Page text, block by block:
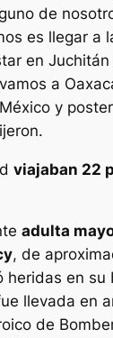
de
es llegar a
en
a
y
viajaban 22
adulta
, de
heridas en su
llevada en
de